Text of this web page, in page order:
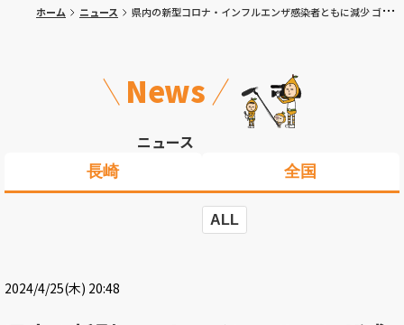
ホーム ニュース 県内の新型コロナ・インフルエンザ感染者ともに減少 ゴールデンウィークを前に県が注意を呼びかけ
News
ニュース
長崎 全国
ALL
2024/4/25(木) 20:48